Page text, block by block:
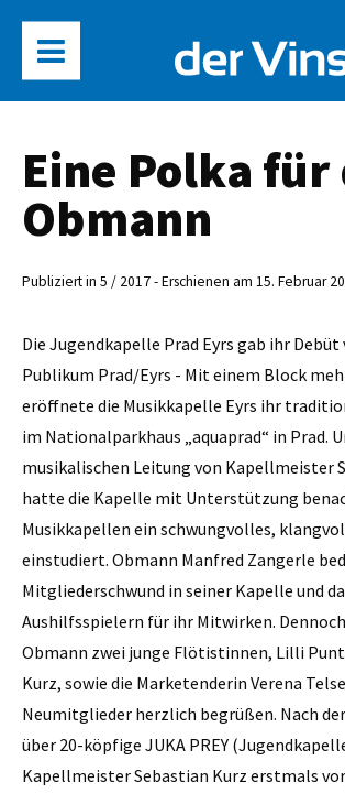
Eine Polka für
Obmann
Publiziert in 5 / 2017 - Erschienen am 15. Februar
Die Jugendkapelle Prad Eyrs gab ihr
Publikum Prad/Eyrs - Mit einem Block
eröffnete die Musikkapelle Eyrs ihr
im Nationalparkhaus „aquaprad“ in Prad.
musikalischen Leitung von ­Kapellmeister
hatte die Kapelle mit Unterstützung
Musikkapellen ein schwungvolles,
einstudiert. Obmann Manfred Zangerle
Mitgliederschwund in seiner Kapelle und
Aushilfsspielern für ihr Mitwirken.
Obmann zwei junge Flötistinnen, Lilli
Kurz, sowie die Marketenderin Verena
Neumitglieder herzlich begrüßen. Nach
über 20-köpfige JUKA PREY
Kapellmeister Sebastian Kurz erstmals